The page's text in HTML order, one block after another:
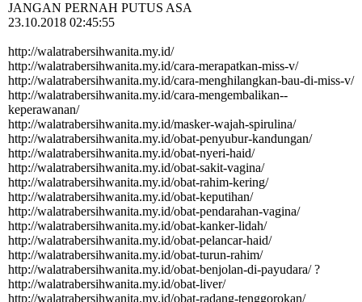
JANGAN PERNAH PUTUS ASA
23.10.2018 02:45:55
http:­//­walatrabersihwanita.­my.­id/­
http:­//­walatrabersihwanita.­my.­id/­cara-­merapatkan-­miss-­v/­
http:­//­walatrabersihwanita.­my.­id/­cara-­menghilangkan-­bau-­di-­miss-­v/­
http:­//­walatrabersihwanita.­my.­id/­cara-­mengembalikan-­
keperawanan/­
http:­//­walatrabersihwanita.­my.­id/­masker-­wajah-­spirulina/­
http:­//­walatrabersihwanita.­my.­id/­obat-­penyubur-­kandungan/­
http:­//­walatrabersihwanita.­my.­id/­obat-­nyeri-­haid/­
http:­//­walatrabersihwanita.­my.­id/­obat-­sakit-­vagina/­
http:­//­walatrabersihwanita.­my.­id/­obat-­rahim-­kering/­
http:­//­walatrabersihwanita.­my.­id/­obat-­keputihan/­
http:­//­walatrabersihwanita.­my.­id/­obat-­pendarahan-­vagina/­
http:­//­walatrabersihwanita.­my.­id/­obat-­kanker-­lidah/­
http:­//­walatrabersihwanita.­my.­id/­obat-­pelancar-­haid/­
http:­//­walatrabersihwanita.­my.­id/­obat-­turun-­rahim/­
http:­//­walatrabersihwanita.­my.­id/­obat-­benjolan-­di-­payudara/­ ?
http:­//­walatrabersihwanita.­my.­id/­obat-­liver/­
http:­//­walatrabersihwanita.­my.­id/­obat-­radang-­tenggorokan/­